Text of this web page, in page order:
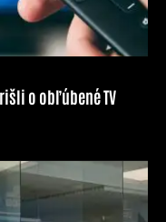
o obľúbené TV